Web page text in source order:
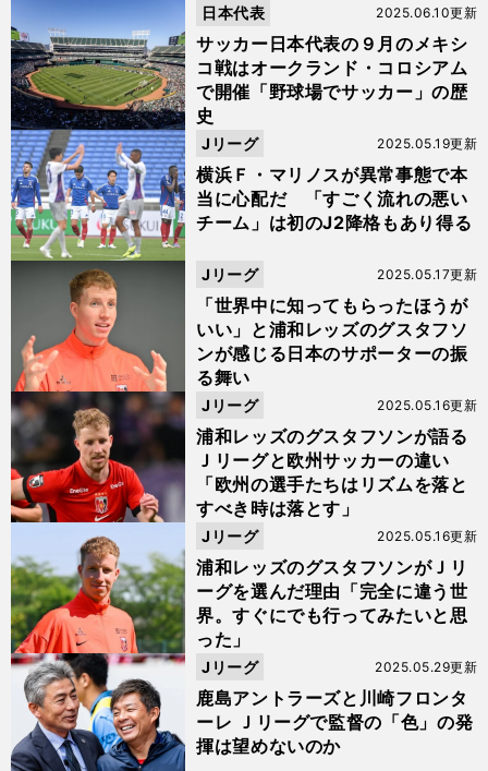
サッカー日本代表の９月のメキシ
コ戦はオークランド・コロシアム
で開催「野球場でサッカー」の歴
史
2025.06.10更新
日本代表
横浜Ｆ・マリノスが異常事態で本
当に心配だ 「すごく流れの悪い
チーム」は初のJ2降格もあり得る
2025.05.19更新
Jリーグ
「世界中に知ってもらったほうが
いい」と浦和レッズのグスタフソ
ンが感じる日本のサポーターの振
る舞い
2025.05.17更新
Jリーグ
浦和レッズのグスタフソンが語る
Ｊリーグと欧州サッカーの違い
「欧州の選手たちはリズムを落と
すべき時は落とす」
2025.05.16更新
Jリーグ
浦和レッズのグスタフソンがＪリ
ーグを選んだ理由「完全に違う世
界。すぐにでも行ってみたいと思
った」
2025.05.16更新
Jリーグ
鹿島アントラーズと川崎フロンタ
ーレ Ｊリーグで監督の「色」の発
揮は望めないのか
2025.05.29更新
Jリーグ